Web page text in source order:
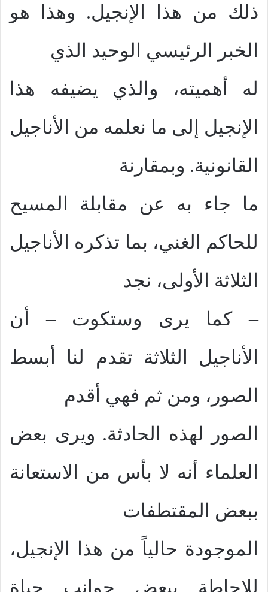
ذلك من هذا الإنجيل. وهذا هو
الخبر الرئيسي الوحيد الذي
له أهميته، والذي يضيفه هذا
الإنجيل إلى ما نعلمه من الأناجيل
القانونية. وبمقارنة
ما جاء به عن مقابلة المسيح
للحاكم الغني، بما تذكره الأناجيل
الثلاثة الأولى، نجد
– كما يرى وستكوت – أن
الأناجيل الثلاثة تقدم لنا أبسط
الصور، ومن ثم فهي أقدم
الصور لهذه الحادثة. ويرى بعض
العلماء أنه لا بأس من الاستعانة
ببعض المقتطفات
الموجودة حالياً من هذا الإنجيل،
للإحاطة ببعض جوانب حياة